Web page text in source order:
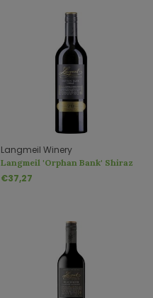
Langmeil Winery
Langmeil 'Orphan Bank' Shiraz
€37,27